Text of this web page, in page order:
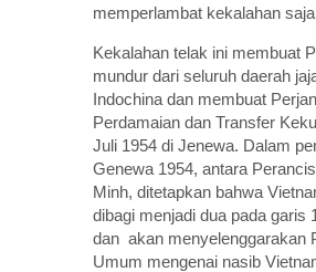
memperlambat kekalahan
Kekalahan telak ini membuat
mundur dari seluruh daerah
Indochina dan membuat
Perdamaian dan Transfer
Juli 1954 di Jenewa. Dalam
Genewa 1954, antara
Minh, ditetapkan bahwa
dibagi menjadi dua pada garis
dan akan menyelenggarakan
Umum mengenai nasib